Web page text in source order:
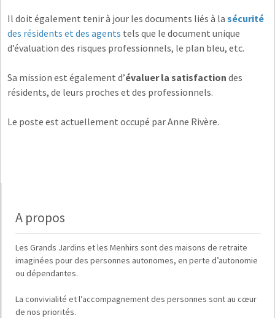
Il doit également tenir à jour les documents liés à lasécurité
des résidents et des agents tels que le document unique
d’évaluation des risques professionnels, le plan bleu, etc.
Sa mission est également d’évaluer la satisfaction des
résidents, de leurs proches et des professionnels.
Le poste est actuellement occupé par Anne Rivère.
A propos
LesGrands Jardins etles Menhirs sont des maisons de retraite
imaginées pour despersonnes autonomes, en perte d’autonomie
ou dépendantes.
Laconvivialité etl’accompagnement des personnes sont au cœur
de nos priorités.